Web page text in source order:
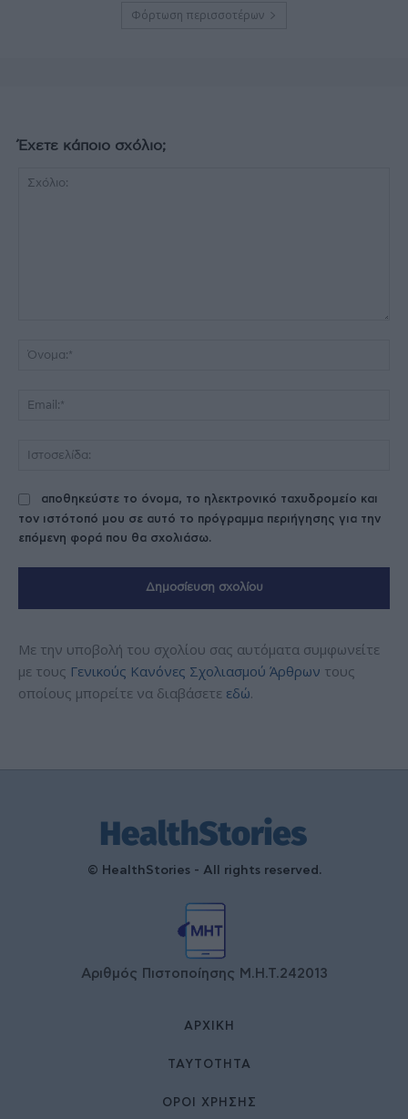
Φόρτωση περισσοτέρων
Έχετε κάποιο σχόλιο;
αποθηκεύστε το όνομα, το ηλεκτρονικό ταχυδρομείο και
τον ιστότοπό μου σε αυτό το πρόγραμμα περιήγησης για την
επόμενη φορά που θα σχολιάσω.
Με την υποβολή του σχολίου σας αυτόματα συμφωνείτε
με τους Γενικούς Κανόνες Σχολιασμού Άρθρων τους
οποίους μπορείτε να διαβάσετε εδώ.
© HealthStories - All rights reserved.
Αριθμός Πιστοποίησης Μ.Η.Τ.242013
ΑΡΧΙΚΉ
ΤΑΥΤΌΤΗΤΑ
ΌΡΟΙ ΧΡΉΣΗΣ